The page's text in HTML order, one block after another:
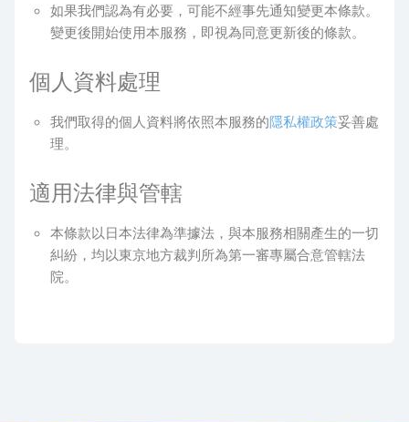
如果我們認為有必要，可能不經事先通知變更本條款。
變更後開始使用本服務，即視為同意更新後的條款。
個人資料處理
我們取得的個人資料將依照本服務的隱私權政策妥善處
理。
適用法律與管轄
本條款以日本法律為準據法，與本服務相關產生的一切
糾紛，均以東京地方裁判所為第一審專屬合意管轄法
院。